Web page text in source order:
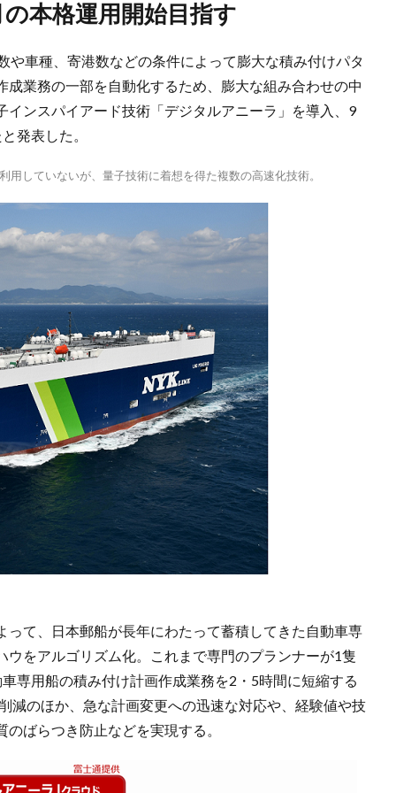
の本格運用開始目指す
車種、寄港数などの条件によって膨大な積み付けパタ
業務の一部を自動化するため、膨大な組み合わせの中
ンスパイアード技術「デジタルアニーラ」を導入、9
発表した。
していないが、量子技術に着想を得た複数の高速化技術。
て、日本郵船が長年にわたって蓄積してきた自動車専
をアルゴリズム化。これまで専門のプランナーが1隻
専用船の積み付け計画作成業務を2・5時間に短縮する
減のほか、急な計画変更への迅速な対応や、経験値や技
ばらつき防止などを実現する。